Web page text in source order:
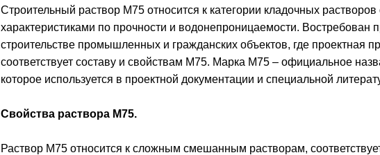
Строительный раствор М75 относится к категории кладочных
характеристиками по прочности и водонепроницаемости. Востребован
строительстве промышленных и гражданских объектов, где проектная
соответствует составу и свойствам М75. Марка М75 – официальное
которое используется в проектной документации и специальной
Свойства раствора М75.
Раствор М75 относится к сложным смешанным растворам,